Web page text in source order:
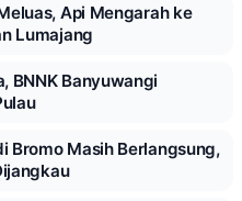
Api Mengarah ke
Lumajang
BNNK Banyuwangi
Bromo Masih Berlangsung,